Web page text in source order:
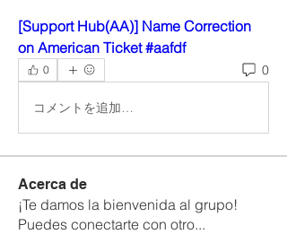
[Support Hub(AA)] Name Correction
on American Ticket #aafdf
0 0
コメントを追加…
Acerca de
¡Te damos la bienvenida al grupo!
Puedes conectarte con otro...